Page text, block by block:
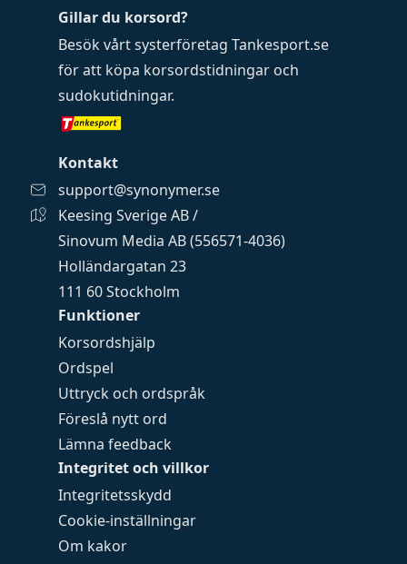
Funktioner
Korsordshjälp
Ordspel
Uttryck och ordspråk
Föreslå nytt ord
Lämna feedback
Integritet och villkor
Integritetsskydd
Cookie-inställningar
Om kakor
Gillar du korsord?
Besök vårt systerföretag Tankesport.se
för att köpa korsordstidningar och
sudokutidningar.
Kontakt
support@synonymer.se
Keesing Sverige AB /
Sinovum Media AB (556571-4036)
Holländargatan 23
111 60 Stockholm